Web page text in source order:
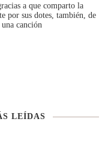
a que comparto la
por sus dotes, también, de
canción
LEÍDAS